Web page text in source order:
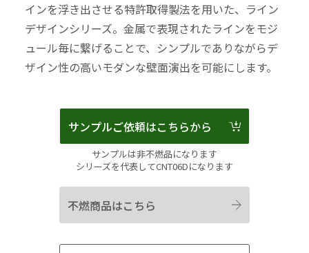
インを浮き出させる特許取得製法を用いた、ライン
デザインシリーズ。金属で表現されたラインをモジ
ュール毎に繋げることで、シンプルでありながらデ
ザイン性の高いモダンな壁面演出を可能にします。
サンプルご依頼はこちらから
サンプルは非不燃品になります
シリーズを代表してCNT06Dになります
不燃商品はこちら